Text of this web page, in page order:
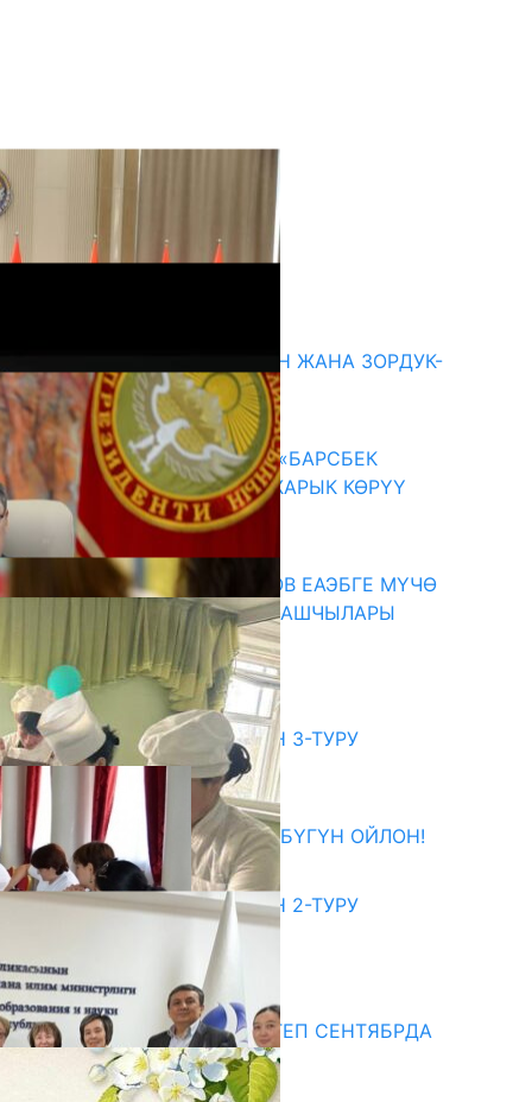
ГЕНДЕРДИК БАСМЫРЛООДОН ЖАНА ЗОРДУК-
ЗОМБУЛУКТАН КОРГОО
07.08.2026
КЫРГЫЗ ТАРЫХЫ ТАСМАДА: «БАРСБЕК
КАГАН» КӨРКӨМ ТАСМАСЫ ЖАРЫК КӨРҮҮ
АЛДЫНДА
07.08.2026
ПРЕЗИДЕНТ САДЫР ЖАПАРОВ ЕАЭБГЕ МҮЧӨ
МАМЛЕКЕТТЕРДИН ӨКМӨТ БАШЧЫЛАРЫ
МЕНЕН ЖОЛУГУШТУ
07.08.2026
ЖОЖДОРГО КАБЫЛ АЛУУНУН 3-ТУРУ
БАШТАЛДЫ
27.07.2026
ӨЗҮҢДҮН КЕЛЕЧЕГИҢ ҮЧҮН БҮГҮН ОЙЛОН!
20.07.2026
ЖОЖДОРГО КАБЫЛ АЛУУНУН 2-ТУРУ
20.07.2026
СУЗАКТА 750 ОРУНДУУ МЕКТЕП СЕНТЯБРДА
ПАЙДАЛАНУУГА БЕРИЛЕТ
07.08.2025